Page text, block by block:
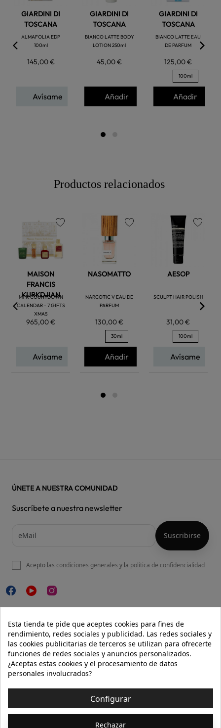
GIARDINI DI
TOSCANA
ALMAFOLIA EDP
100ml
145,00 €
Avísame
GIARDINI DI
TOSCANA
BIANCO LATTE BODY
LOTION 250ml
45,00 €
Añadir
GIARDINI DI
TOSCANA
BIANCO LATTE EAU
DE PARFUM
125,00 €
100ml
Añadir
Productos relacionados
MAISON
FRANCIS
KURKDJIAN
MFK COUNTDOWN
CALENDAR - 7 GIFTS
XMAS
965,00 €
Avísame
NASOMATTO
NARCOTIC V EAU DE
PARFUM
130,00 €
30ml
Añadir
AESOP
SCULPT HAIR POLISH
31,00 €
100ml
Avísame
NUESTRA WEB
AYUDA
INFORMACIÓN 
ÚNETE A NUESTRA COMUNIDAD
Suscríbete a nuestra newsletter
Acepto las condiciones generales y la política de confidencialidad
Esta tienda te pide que aceptes cookies para fines de
rendimiento, redes sociales y publicidad. Las redes sociales y
las cookies publicitarias de terceros se utilizan para ofrecerte
funciones de redes sociales y anuncios personalizados.
¿Aceptas estas cookies y el procesamiento de datos
personales involucrados?
Configurar
Rechazar